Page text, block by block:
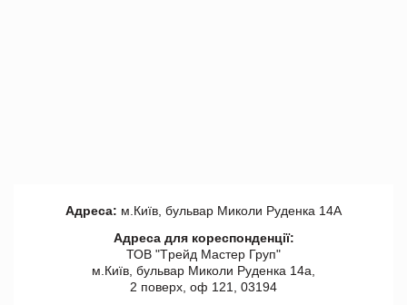
Адреса: м.Київ, бульвар Миколи Руденка 14А
Адреса для кореспонденції:
ТОВ "Tрейд Мастер Груп"
м.Київ, бульвар Миколи Руденка 14а,
2 поверх, оф 121, 03194